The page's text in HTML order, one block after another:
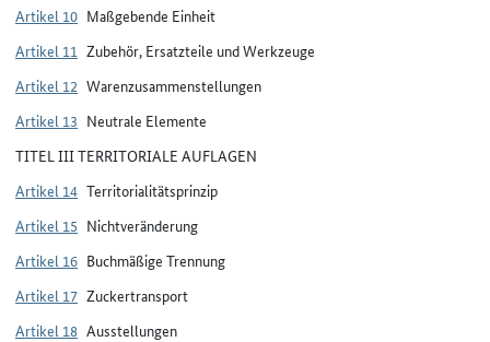
Artikel 10 Maßgebende Einheit
Artikel 11 Zubehör, Ersatzteile und Werkzeuge
Artikel 12 Warenzusammenstellungen
Artikel 13 Neutrale Elemente
TITEL III TERRITORIALE AUFLAGEN
Artikel 14 Territorialitätsprinzip
Artikel 15 Nichtveränderung
Artikel 16 Buchmäßige Trennung
Artikel 17 Zuckertransport
Artikel 18 Ausstellungen